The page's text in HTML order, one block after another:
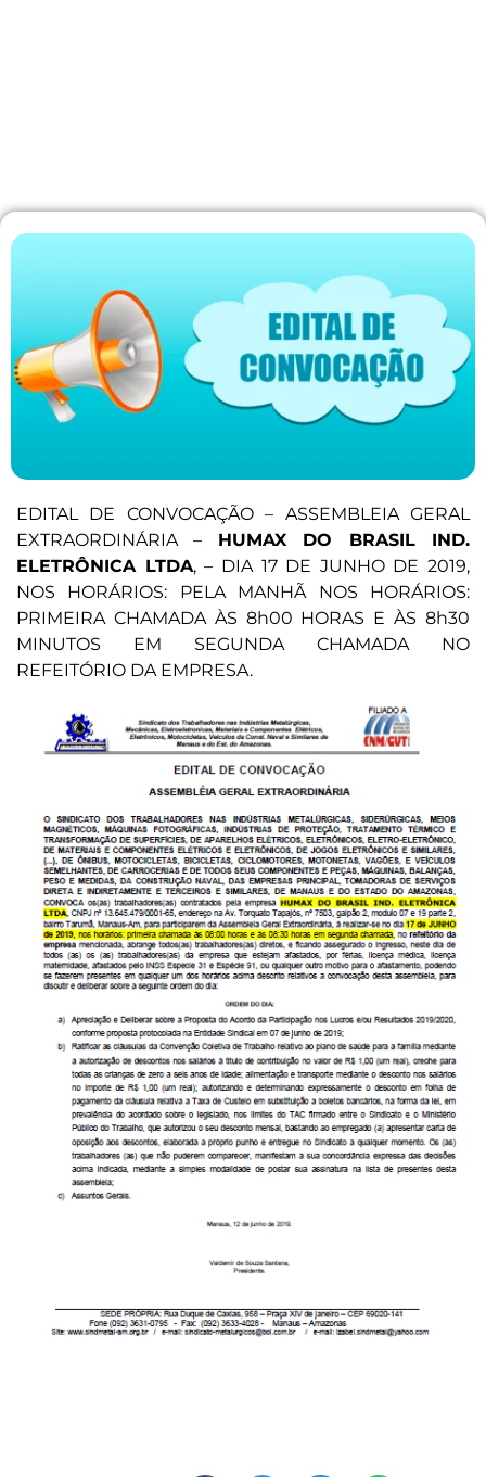
EDITAL DE CONVOCAÇÃO – ASSEMBLEIA GERAL
EXTRAORDINÁRIA – HUMAX DO BRASIL IND.
ELETRÔNICA LTDA, – DIA 17 DE JUNHO DE 2019,
NOS HORÁRIOS: PELA MANHÃ NOS HORÁRIOS:
PRIMEIRA CHAMADA ÀS 8h00 HORAS E ÀS 8h30
MINUTOS EM SEGUNDA CHAMADA NO
REFEITÓRIO DA EMPRESA.